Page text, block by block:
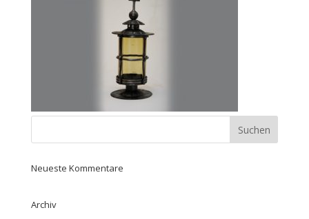
Neueste Kommentare
Archiv